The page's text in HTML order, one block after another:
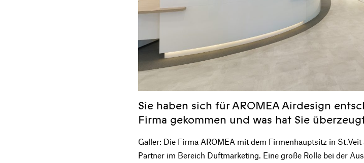
Sie haben sich für AROMEA Airdesign
Firma gekommen und was hat Sie
Galler: Die Firma AROMEA mit dem Firmenhauptsitz in
Partner im Bereich Duftmarketing. Eine große Rolle bei der